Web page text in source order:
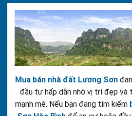
Mua bán nhà đất Lương Sơn
đầu tư hấp dẫn nhờ vị trí đẹp và
mạnh mẽ. Nếu bạn đang tìm kiếm